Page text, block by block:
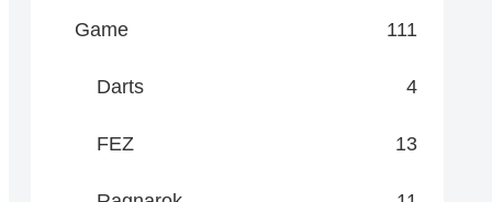
Game 111
Darts 4
FEZ 13